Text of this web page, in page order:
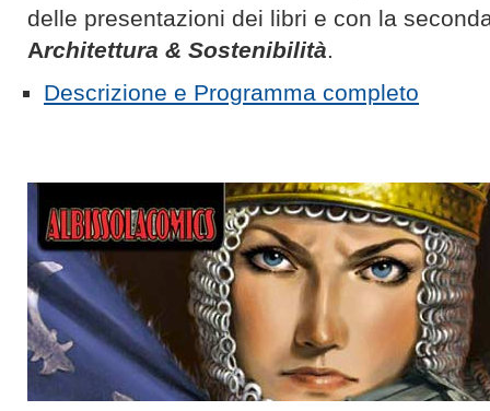
delle presentazioni dei libri e con la
Architettura & Sostenibilità.
Descrizione e Programma completo